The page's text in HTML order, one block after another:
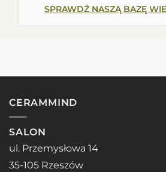
SPRAWDŹ NASZĄ BAZĘ
CERAMMIND
SALON
ul. Przemysłowa 14
35-105 Rzeszów